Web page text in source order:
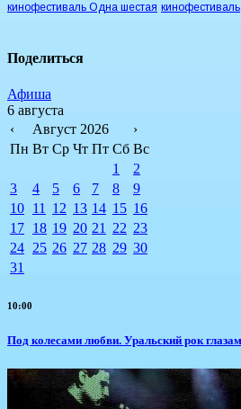
кинофестиваль Одна шестая кинофестиваль
Поделиться
Афиша
6 августа
‹
Август 2026
›
Пн Вт Ср Чт Пт Сб Вс
1
2
3
4 5 6 7 8
9
10 11 12 13 14 15 16
17 18 19 20 21 22 23
24 25 26 27 28 29 30
31
10:00
Под колесами любви. Уральский рок